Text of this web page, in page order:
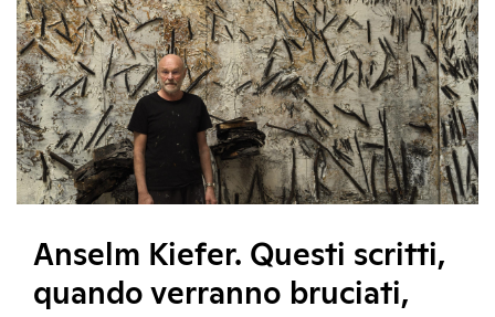
Anselm Kiefer. Questi scritti,
quando verranno bruciati,